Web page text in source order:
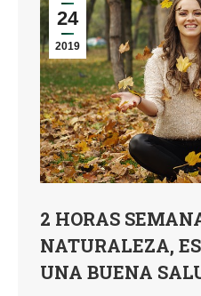
24
2019
2 HORAS
NATURALEZA,
UNA BUENA